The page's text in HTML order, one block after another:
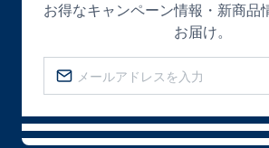
お得なキャンペーン情報・新商品
お届け。